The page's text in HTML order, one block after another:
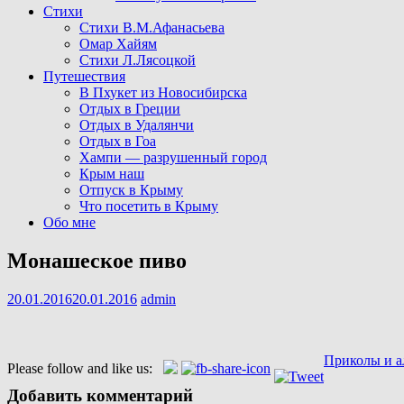
Стихи
Стихи В.М.Афанасьева
Омар Хайям
Стихи Л.Лясоцкой
Путешествия
В Пхукет из Новосибирска
Отдых в Греции
Отдых в Удалянчи
Отдых в Гоа
Хампи — разрушенный город
Крым наш
Отпуск в Крыму
Что посетить в Крыму
Обо мне
Монашеское пиво
20.01.201620.01.2016 admin
Please follow and like us:
Навигация
по
Приколы и
Добавить комментарий